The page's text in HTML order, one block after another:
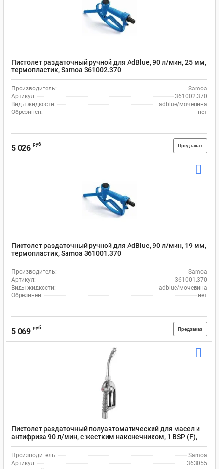
Пистолет раздаточный ручной для AdBlue, 90 л/мин, 25 мм,
термопластик, Samoa 361002.370
Производитель:
Samoa
Артикул:
361002.370
Виды жидкости:
adblue/мочевина
Обрезинен:
нет
5 026 руб Предзаказ
Пистолет раздаточный ручной для AdBlue, 90 л/мин, 19 мм,
термопластик, Samoa 361001.370
Производитель:
Samoa
Артикул:
361001.370
Виды жидкости:
adblue/мочевина
Обрезинен:
нет
5 069 руб Предзаказ
Пистолет раздаточный полуавтоматический для масел и
антифриза 90 л/мин, с жестким наконечником, 1 BSP (F),
Samoa PA70 363055
Производитель:
Samoa
Артикул:
363055